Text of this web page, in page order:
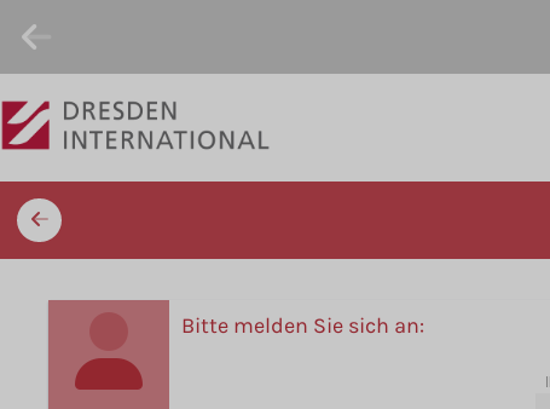
Bitte melden Sie sich an: